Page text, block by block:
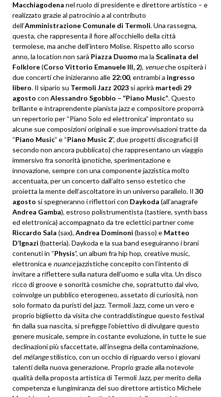
Macchiagodena nel ruolo di presidente e direttore artistico – e
realizzato grazie al patrocinio a al contributo
dell’Amministrazione Comunale di Termoli. Una rassegna,
questa, che rappresenta il fiore all’occhiello della città
termolese, ma anche dell’intero Molise. Rispetto allo scorso
anno, la location non sarà Piazza Duomo ma la Scalinata del
Folklore(Corso Vittorio Emanuele III, 2), venueche ospiterà i
due concerti che inizieranno alle 22:00, entrambi a ingresso
libero. Il sipario su Termoli Jazz 2023 si aprirà martedì 29
agosto con Alessandro Sgobbio – “Piano Music”. Questo
brillante e intraprendente pianista jazz e compositore proporrà
un repertorio per “Piano Solo ed elettronica” improntato su
alcune sue composizioni originali e sue improvvisazioni tratte da
“Piano Music” e “Piano Music 2”, due progetti discografici (il
secondo non ancora pubblicato) che rappresentano un viaggio
immersivo fra sonorità ipnotiche, sperimentazione e
innovazione, sempre con una componente jazzistica molto
accentuata, per un concerto dall’alto senso estetico che
proietta la mente dell’ascoltatore in un universo parallelo. Il 30
agosto si spegneranno i riflettori con Daykoda (all’anagrafe
Andrea Gamba), estroso polistrumentista (tastiere, synth bass
ed elettronica) accompagnato da tre eclettici partner come
Riccardo Sala (sax), Andrea Dominoni (basso) e Matteo
D’Ignazi (batteria). Daykoda e la sua band eseguiranno i brani
contenuti in “Physis”, un album fra hip hop, creative music,
elettronica e nuancejazzistiche concepito con l’intento di
invitare a riflettere sulla natura dell’uomo e sulla vita. Un disco
ricco di groove e sonorità cosmiche che, soprattutto dal vivo,
coinvolge un pubblico eterogeneo, assetato di curiosità, non
solo formato da puristi del jazz. Termoli Jazz, come un vero e
proprio biglietto da visita che contraddistingue questo festival
fin dalla sua nascita, si prefigge l’obiettivo di divulgare questo
genere musicale, sempre in costante evoluzione, in tutte le sue
declinazioni più sfaccettate, all’insegna della contaminazione,
del mélangestilistico, con un occhio di riguardo verso i giovani
talenti della nuova generazione. Proprio grazie alla notevole
qualità della proposta artistica di Termoli Jazz, per merito della
competenza e lungimiranza del suo direttore artistico Michele